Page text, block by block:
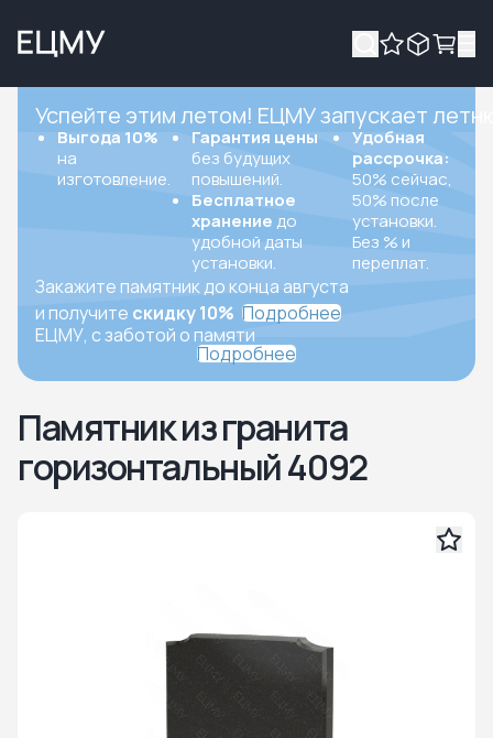
Успейте этим летом! ЕЦМУ запускает
Выгода 10%
на
изготовление.
Гарантия цены
без будущих
повышений.
Бесплатное
хранение до
удобной даты
установки.
Удобная
рассрочка:
50% сейчас,
50% после
установки.
Без % и
переплат.
Закажите памятник до конца августа
и получите скидку 10% Подробнее
ЕЦМУ, с заботой о памяти
Подробнее
Памятник из гранита
горизонтальный 4092